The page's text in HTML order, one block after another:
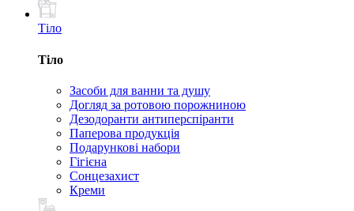
Тіло
Тіло
Засоби для ванни та душу
Догляд за ротовою порожниною
Дезодоранти антиперспіранти
Паперова продукція
Подарункові набори
Гігієна
Сонцезахист
Креми